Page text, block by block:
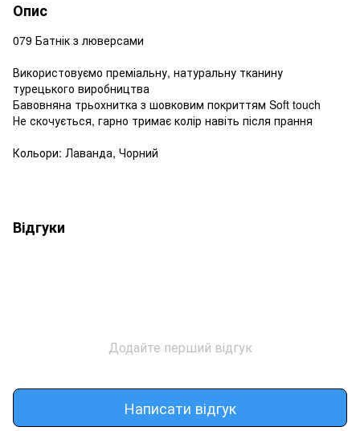
Опис
079 Батнік з люверсами
Використовуємо преміальну, натуральну тканину
турецького виробництва
Бавовняна трьохнитка з шовковим покриттям Soft touch
Не скочується, гарно тримає колір навіть після прання
Кольори: Лаванда, Чорний
Відгуки
Додайте перший відгук
Написати відгук